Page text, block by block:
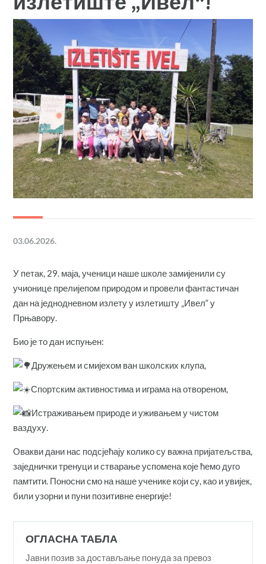
03.06.2026.
У петак, 29. маја, ученици наше школе замијенили су
учионице прелијепом природом и провели фантастичан
дан на једнодневном излету у излетишту „Ивел“ у
Прњавору.
Био је то дан испуњен:
Дружењем и смијехом ван школских клупа,
Спортским активностима и играма на отвореном,
Истраживањем природе и уживањем у чистом
ваздуху.
Овакви дани нас подсјећају колико су важна пријатељства,
заједнички тренуци и стварање успомена које ћемо дуго
памтити. Поносни смо на наше ученике који су, као и увијек,
били узорни и пуни позитивне енергије!
ОГЛАСНА ТАБЛА
Јавни позив за достављање понуда за превоз